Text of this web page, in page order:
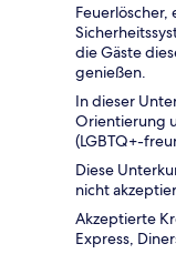
Feuerlöscher,
die Gäste
genießen.
In dieser
Orientierung
(LGBTQ+-
Diese
nicht
Akzeptierte
Express,